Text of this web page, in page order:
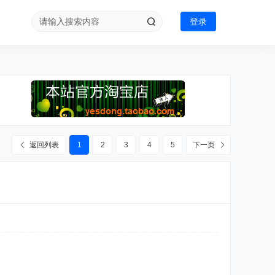
登录
1 2 3 4 5 下一页
返回列表